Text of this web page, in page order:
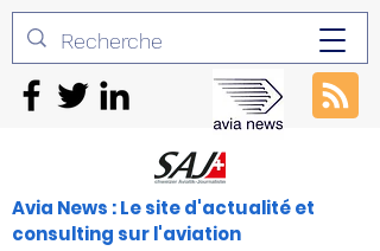
Avia News : Le site d'actualité et
consulting sur l'aviation